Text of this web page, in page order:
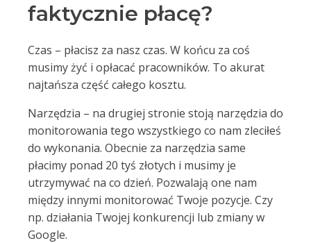
faktycznie płacę?
Czas – płacisz za nasz czas. W końcu za coś
musimy żyć i opłacać pracowników. To akurat
najtańsza część całego kosztu.
Narzędzia – na drugiej stronie stoją narzędzia do
monitorowania tego wszystkiego co nam zleciłeś
do wykonania. Obecnie za narzędzia same
płacimy ponad 20 tyś złotych i musimy je
utrzymywać na co dzień. Pozwalają one nam
między innymi monitorować Twoje pozycje. Czy
np. działania Twojej konkurencji lub zmiany w
Google.